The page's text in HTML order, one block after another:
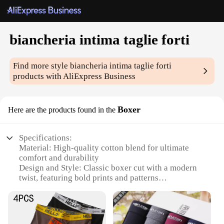
biancheria intima taglie forti
Find more stylebiancheria intima taglie forti
products with AliExpress Business
Here are the products found in the Boxer
Specifications:
Material: High-quality cotton blend for ultimate
comfort and durability
Design and Style: Classic boxer cut with a modern
twist, featuring bold prints and patterns
support and breathability
Typical Adaptive Scenario: Perfect for active
lifestyles, from sports to casual outings